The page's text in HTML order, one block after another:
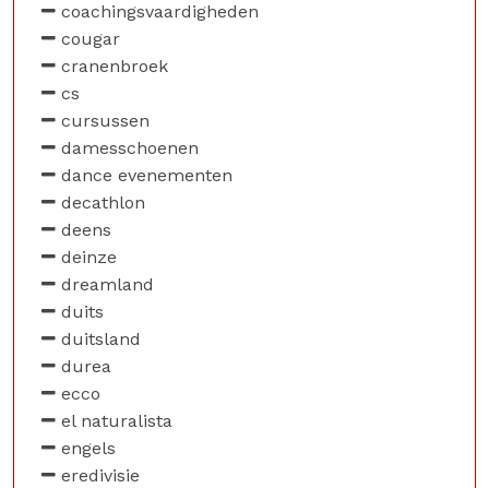
coachingsvaardigheden
cougar
cranenbroek
cs
cursussen
damesschoenen
dance evenementen
decathlon
deens
deinze
dreamland
duits
duitsland
durea
ecco
el naturalista
engels
eredivisie